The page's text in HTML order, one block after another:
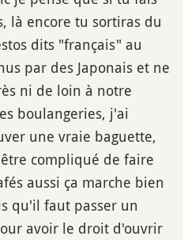
là encore tu sortiras du
dits "français" au
par des Japonais et ne
ni de loin à notre
boulangeries, j'ai
une vraie baguette,
compliqué de faire
aussi ça marche bien
qu'il faut passer un
avoir le droit d'ouvrir